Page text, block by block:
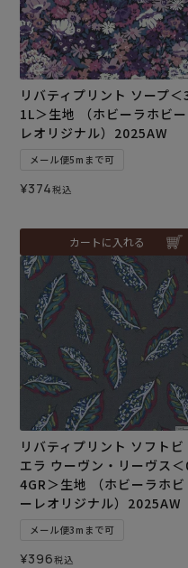
リバティプリント ソープ＜
1L＞生地 （ホビーラホビー
レオリジナル）2025AW
メール便5mまで可
¥374税込
カートに入れる
リバティプリント ソフトビ
エラ ウーヴン・リーヴス＜
4GR＞生地 （ホビーラホビ
ーレオリジナル）2025AW
メール便3mまで可
¥396税込